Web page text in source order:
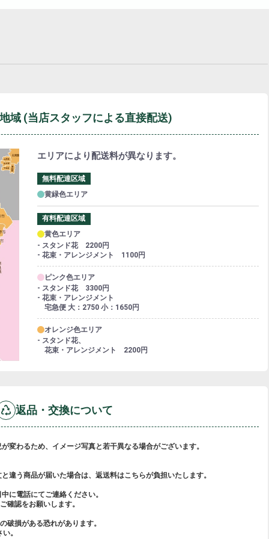
域 (当店スタッフによる直接配送)
エリアにより配送料が異なります。
無料配達区域
黄緑色エリア
有料配達区域
黄色エリア
- スタンド花 2200円
- 花束・アレンジメント 1100円
ピンク色エリア
- スタンド花 3300円
- 花束・アレンジメント
宅急便 大：2750 小：1650円
オレンジ色エリア
- スタンド花、
花束・アレンジメント 2200円
返品・交換について
変わるため、イメージ写真と若干異なる場合がございます。
違う商品が届いた場合は、返送料はこちらが負担いたします。
に電話にてご連絡ください。
認をお願いします。
破損がある恐れがあります。
。